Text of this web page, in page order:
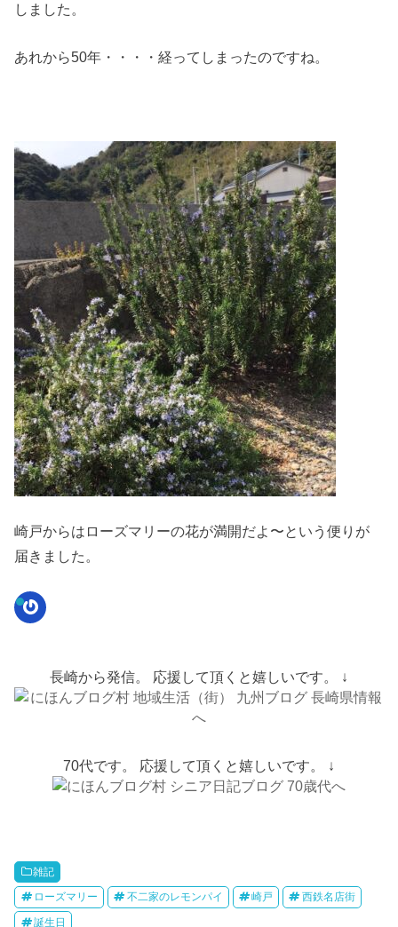
しました。
あれから50年・・・・経ってしまったのですね。
崎戸からはローズマリーの花が満開だよ〜という便りが
届きました。
Gravatar
長崎から発信。 応援して頂くと嬉しいです。 ↓
70代です。 応援して頂くと嬉しいです。 ↓
雑記
ローズマリー 不二家のレモンパイ 崎戸 西鉄名店街
誕生日